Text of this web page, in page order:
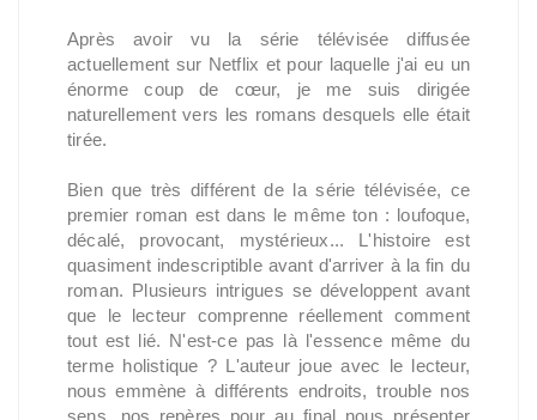
Après avoir vu la série télévisée diffusée
actuellement sur Netflix et pour laquelle j'ai eu un
énorme coup de cœur, je me suis dirigée
naturellement vers les romans desquels elle était
tirée.
Bien que très différent de la série télévisée, ce
premier roman est dans le même ton : loufoque,
décalé, provocant, mystérieux... L'histoire est
quasiment indescriptible avant d'arriver à la fin du
roman. Plusieurs intrigues se développent avant
que le lecteur comprenne réellement comment
tout est lié. N'est-ce pas là l'essence même du
terme holistique ? L'auteur joue avec le lecteur,
nous emmène à différents endroits, trouble nos
sens, nos repères pour au final nous présenter